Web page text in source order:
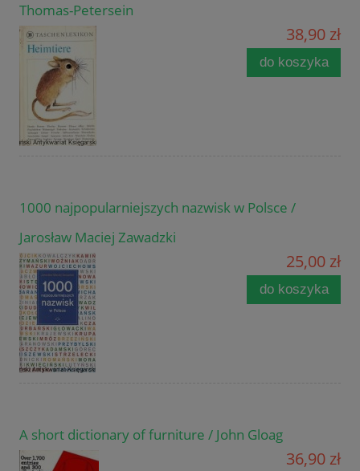
Thomas-Petersein
38,90 zł
do koszyka
1000 najpopularniejszych nazwisk w Polsce /
Jarosław Maciej Zawadzki
25,00 zł
do koszyka
A short dictionary of furniture / John Gloag
36,90 zł